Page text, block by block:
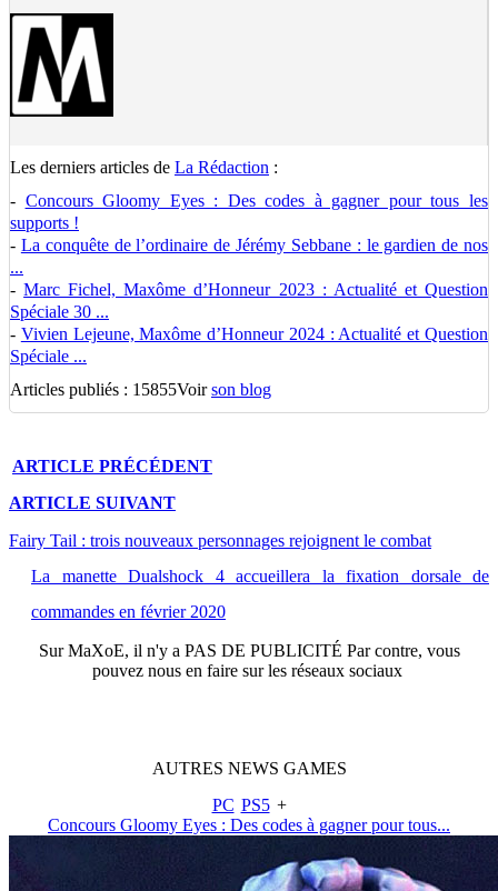
Les derniers articles de La Rédaction :
- Concours Gloomy Eyes : Des codes à gagner pour tous les
supports !
- La conquête de l’ordinaire de Jérémy Sebbane : le gardien de nos
...
-Marc Fichel, Maxôme d’Honneur 2023 : Actualité et Question
Spéciale 30 ...
- Vivien Lejeune, Maxôme d’Honneur 2024 : Actualité et Question
Spéciale ...
Articles publiés : 15855Voirson blog
ARTICLE PRÉCÉDENT
ARTICLE SUIVANT
Fairy Tail : trois nouveaux personnages rejoignent le combat
La manette Dualshock 4 accueillera la fixation dorsale de
commandes en février 2020
SurMaXoE, il n'y a PAS DE PUBLICITÉ Par contre, vous
pouvez nous en faire sur les réseaux sociaux
AUTRES NEWS GAMES
PC PS5 +
Concours Gloomy Eyes : Des codes à gagner pour tous...